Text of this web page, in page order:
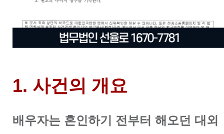
1. 사건의 개요
배우자는 혼인하기 전부터 해오던 대외